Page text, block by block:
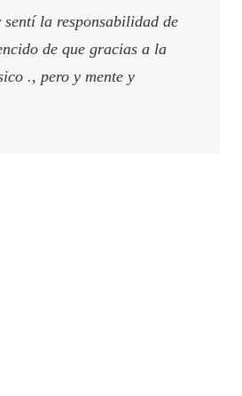
sentí la responsabilidad de
de que gracias a la
., pero y mente y